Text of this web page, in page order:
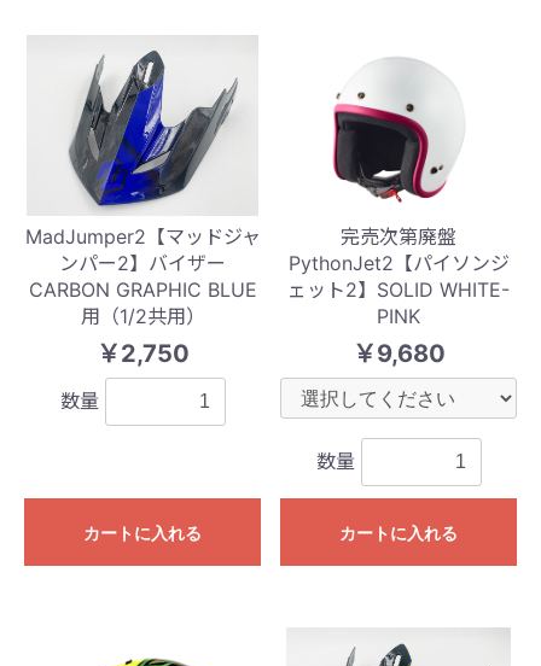
MadJumper2【マッドジャ
ンパー2】バイザー
CARBON GRAPHIC BLUE
用（1/2共用）
￥2,750
数量
カートに入れる
完売次第廃盤
PythonJet2【パイソンジ
ェット2】SOLID WHITE-
PINK
￥9,680
数量
カートに入れる